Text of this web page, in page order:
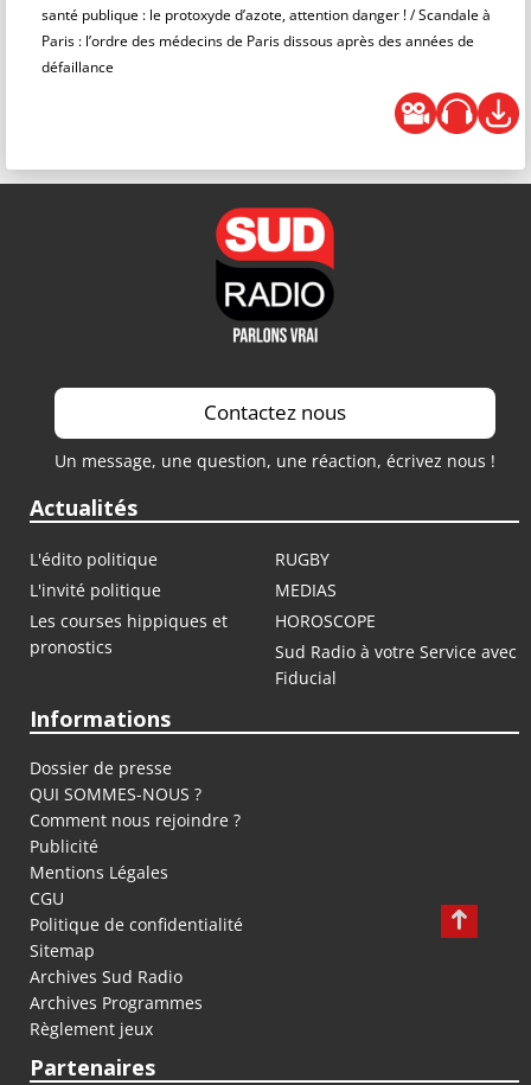
santé publique : le protoxyde d’azote, attention danger ! / Scandale à
Paris : l’ordre des médecins de Paris dissous après des années de
défaillance
Contactez nous
Un message, une question, une réaction, écrivez nous !
Actualités
L'édito politique
RUGBY
L'invité politique
MEDIAS
Les courses hippiques et
pronostics
HOROSCOPE
Sud Radio à votre Service avec
Fiducial
Informations
Dossier de presse
QUI SOMMES-NOUS ?
Comment nous rejoindre ?
Publicité
Mentions Légales
CGU
Politique de confidentialité
Sitemap
Archives Sud Radio
Archives Programmes
Règlement jeux
Partenaires